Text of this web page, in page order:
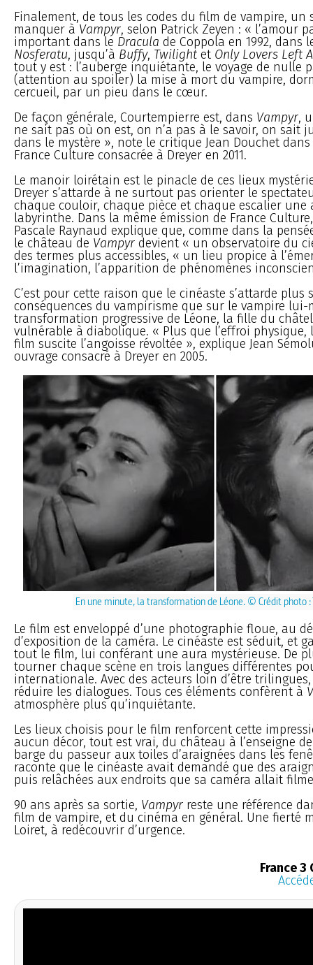
Finalement, de tous les codes du film de vampire, un
manquer à Vampyr, selon Patrick Zeyen : « l’amour
important dans le Dracula de Coppola en 1992, dans
Nosferatu, jusqu’à Buffy, Twilight et Only Lovers Left
tout y est : l’auberge inquiétante, le voyage de nulle
(attention au spoiler) la mise à mort du vampire,
cercueil, par un pieu dans le cœur.
De façon générale, Courtempierre est, dans Vampyr,
ne sait pas où on est, on n’a pas à le savoir, on sait
dans le mystère », note le critique Jean Douchet
France Culture consacrée à Dreyer en 2011.
Le manoir loirétain est le pinacle de ces lieux
Dreyer s’attarde à ne surtout pas orienter le
chaque couloir, chaque pièce et chaque escalier une
labyrinthe. Dans la même émission de France
Pascale Raynaud explique que, comme dans la
le château de Vampyr devient « un observatoire du
des termes plus accessibles, « un lieu propice à
l’imagination, l’apparition de phénomènes
C’est pour cette raison que le cinéaste s’attarde plus
conséquences du vampirisme que sur le vampire lui-
transformation progressive de Léone, la fille du
vulnérable à diabolique. « Plus que l’effroi
film suscite l’angoisse révoltée », explique Jean
ouvrage consacré à Dreyer en 2005.
En une minute, la transformation de Léone. © Crédit photo :
Le film est enveloppé d’une photographie floue, au
d’exposition de la caméra. Le cinéaste est séduit, et
tout le film, lui conférant une aura mystérieuse. De
tourner chaque scène en trois langues différentes
internationale. Avec des acteurs loin d’être
réduire les dialogues. Tous ces éléments confèrent à
atmosphère plus qu’inquiétante.
Les lieux choisis pour le film renforcent cette
aucun décor, tout est vrai, du château à l’enseigne
barge du passeur aux toiles d’araignées dans les
raconte que le cinéaste avait demandé que des
puis relâchées aux endroits que sa caméra allait
90 ans après sa sortie, Vampyr reste une référence
film de vampire, et du cinéma en général. Une fierté
Loiret, à redécouvrir d’urgence.
France 3